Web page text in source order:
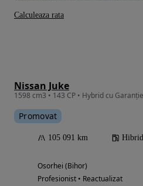
Nissan Juke
Promovat
105 091 km Hibrid
Osorhei (Bihor)
Profesionist • Reactualizat
Calculeaza rata